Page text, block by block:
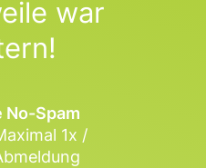
war
No-Spam
1x /